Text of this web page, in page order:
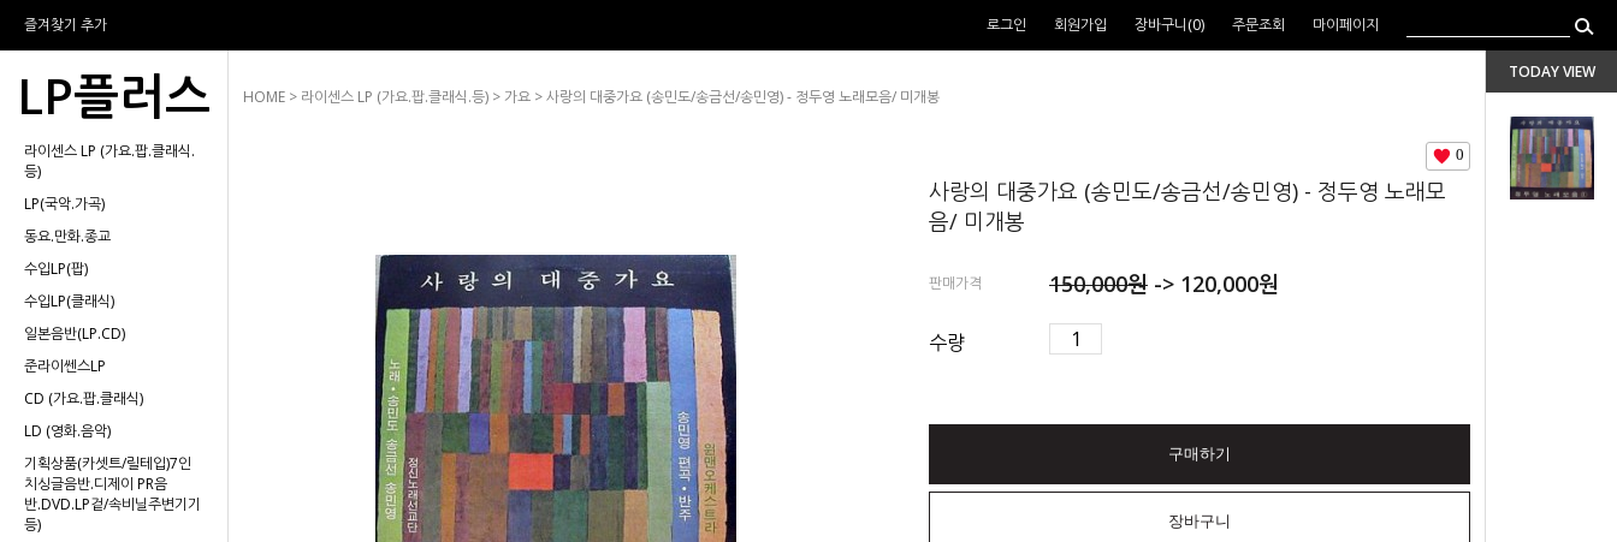
TODAY VIEW
즐겨찾기 추가 로그인 회원가입 장바구니(0) 주문조회 마이페이지
LP플러스
라이센스 LP (가요.팝.클래식.
등)
LP(국악.가곡)
동요.만화.종교
수입LP(팝)
수입LP(클래식)
일본음반(LP.CD)
준라이쎈스LP
CD (가요.팝.클래식)
LD (영화.음악)
기획상품(카셋트/릴테입)7인
치싱글음반.디제이 PR음
반.DVD.LP겉/속비닐주변기기
등)
HOME > 라이센스 LP (가요.팝.클래식.등) > 가요 > 사랑의 대중가요 (송민도/송금선/송민영) - 정두영 노래모음/ 미개봉
0
사랑의 대중가요 (송민도/송금선/송민영) - 정두영 노래모
음/ 미개봉
판매가격 150,000원 -> 120,000원
수량
구매하기
장바구니